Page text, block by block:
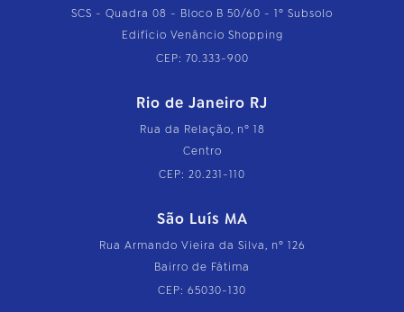
SCS - Quadra 08 - Bloco B 50/60 - 1º Subsolo
Edifício Venâncio Shopping
CEP: 70.333-900
Rio de Janeiro RJ
Rua da Relação, nº 18
Centro
CEP: 20.231-110
São Luís MA
Rua Armando Vieira da Silva, nº 126
Bairro de Fátima
CEP: 65030-130